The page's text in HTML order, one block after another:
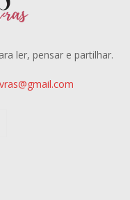
ler, pensar e partilhar.